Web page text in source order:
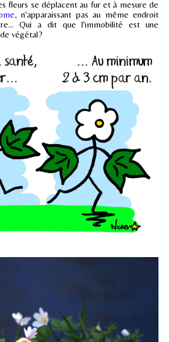
fleurs se déplacent au fur et à mesure de
, n'apparaissant pas au même endroit
Qui a dit que l'immobilité est une
végétal?